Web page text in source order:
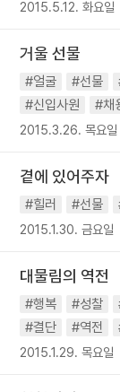
2015.5.12. 화요일
거울 선물
#얼굴 #선물
#신입사원
#채
2015.3.26. 목요일
곁에 있어주자
#힐러 #선물
2015.1.30. 금요일
대물림의 역전
#행복 #성찰
#결단
#역전
2015.1.29. 목요일